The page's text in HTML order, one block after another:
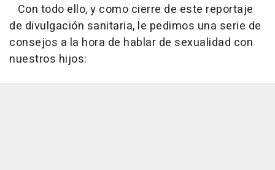
Con todo ello, y como cierre de este reportaje
de divulgación sanitaria, le pedimos una serie de
consejos a la hora de hablar de sexualidad con
nuestros hijos: